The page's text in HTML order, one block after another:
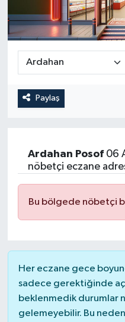
Paylaş
Ardahan Posof06
nöbetçi eczane
Bu bölgede nöbetçi
Her eczane gece
sadece gerektiğinde
beklenmedik durumlar
gelemeyebilir. Bu